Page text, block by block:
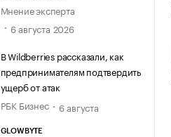
Мнение эксперта
6 августа 2026
В Wildberries рассказали, как
предпринимателям подтвердить
ущерб от атак
РБК Бизнес
6 августа
GLOWBYTE